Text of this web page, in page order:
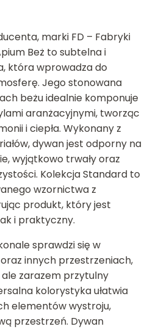
marki FD – Fabryki
Beż to subtelna i
która wprowadza do
Jego stonowana
beżu idealnie komponuje
aranżacyjnymi, tworząc
i ciepła. Wykonany z
dywan jest odporny na
wyjątkowo trwały oraz
Kolekcja Standard to
wzornictwa z
produkt, który jest
i praktyczny.
sprawdzi się w
innych przestrzeniach,
zarazem przytulny
kolorystyka ułatwia
elementów wystroju,
przestrzeń. Dywan